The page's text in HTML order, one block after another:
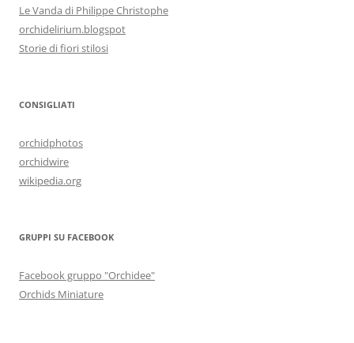
Le Vanda di Philippe Christophe
orchidelirium.blogspot
Storie di fiori stilosi
CONSIGLIATI
orchidphotos
orchidwire
wikipedia.org
GRUPPI SU FACEBOOK
Facebook gruppo "Orchidee"
Orchids Miniature